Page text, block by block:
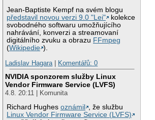
Jean-Baptiste Kempf na svém blogu
představil novou verzi 9.0 "Lei"
kolekce
svobodného softwaru umožňujícího
nahrávání, konverzi a streamovaní
digitálního zvuku a obrazu FFmpeg
(Wikipedie ).
Ladislav Hagara| Komentářů: 0
NVIDIA sponzorem služby Linux
Vendor Firmware Service (LVFS)
4.8. 20:11 | Komunita
Richard Hughesoznámil
, že službu
Linux Vendor Firmware Service (LVFS)